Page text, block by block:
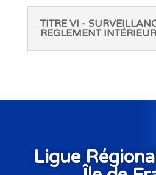
TITRE VI -
REGLEMENT INTÉRIEUR
Ligue